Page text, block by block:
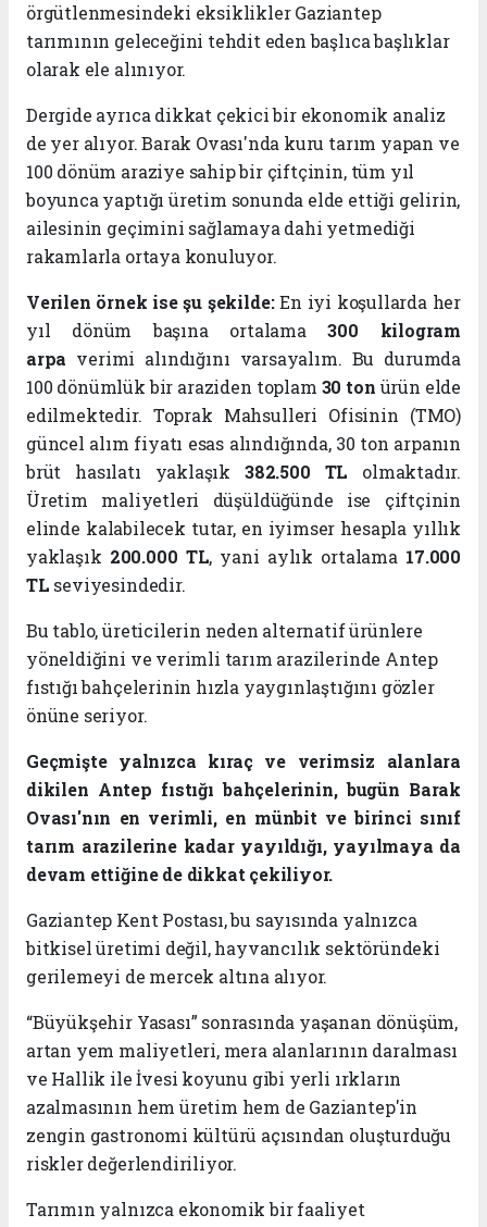
örgütlenmesindeki eksiklikler Gaziantep
tarımının geleceğini tehdit eden başlıca başlıklar
olarak ele alınıyor.
Dergide ayrıca dikkat çekici bir ekonomik analiz
de yer alıyor. Barak Ovası'nda kuru tarım yapan ve
100 dönüm araziye sahip bir çiftçinin, tüm yıl
boyunca yaptığı üretim sonunda elde ettiği gelirin,
ailesinin geçimini sağlamaya dahi yetmediği
rakamlarla ortaya konuluyor.
Verilen örnek ise şu şekilde:En iyi koşullarda her
yıl dönüm başına ortalama300 kilogram
arpa verimi alındığını varsayalım. Bu durumda
100 dönümlük bir araziden toplam 30 ton ürün elde
edilmektedir. Toprak Mahsulleri Ofisinin (TMO)
güncel alım fiyatı esas alındığında, 30 ton arpanın
brüt hasılatı yaklaşık 382.500 TL olmaktadır.
Üretim maliyetleri düşüldüğünde ise çiftçinin
elinde kalabilecek tutar, en iyimser hesapla yıllık
yaklaşık 200.000 TL, yani aylık ortalama 17.000
TL seviyesindedir.
Bu tablo, üreticilerin neden alternatif ürünlere
yöneldiğini ve verimli tarım arazilerinde Antep
fıstığı bahçelerinin hızla yaygınlaştığını gözler
önüne seriyor.
Geçmişte yalnızca kıraç ve verimsiz alanlara
dikilen Antep fıstığı bahçelerinin, bugün Barak
Ovası'nın en verimli, en münbit ve birinci sınıf
tarım arazilerine kadar yayıldığı, yayılmaya da
devam ettiğine de dikkat çekiliyor.
Gaziantep Kent Postası, bu sayısında yalnızca
bitkisel üretimi değil, hayvancılık sektöründeki
gerilemeyi de mercek altına alıyor.
“Büyükşehir Yasası” sonrasında yaşanan dönüşüm,
artan yem maliyetleri, mera alanlarının daralması
ve Hallik ile İvesi koyunu gibi yerli ırkların
azalmasının hem üretim hem de Gaziantep'in
zengin gastronomi kültürü açısından oluşturduğu
riskler değerlendiriliyor.
Tarımın yalnızca ekonomik bir faaliyet